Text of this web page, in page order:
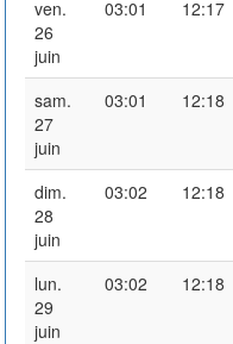
ven.
26
juin
03:01 12:17
sam.
27
juin
03:01 12:18
dim.
28
juin
03:02 12:18
lun.
29
juin
03:02 12:18